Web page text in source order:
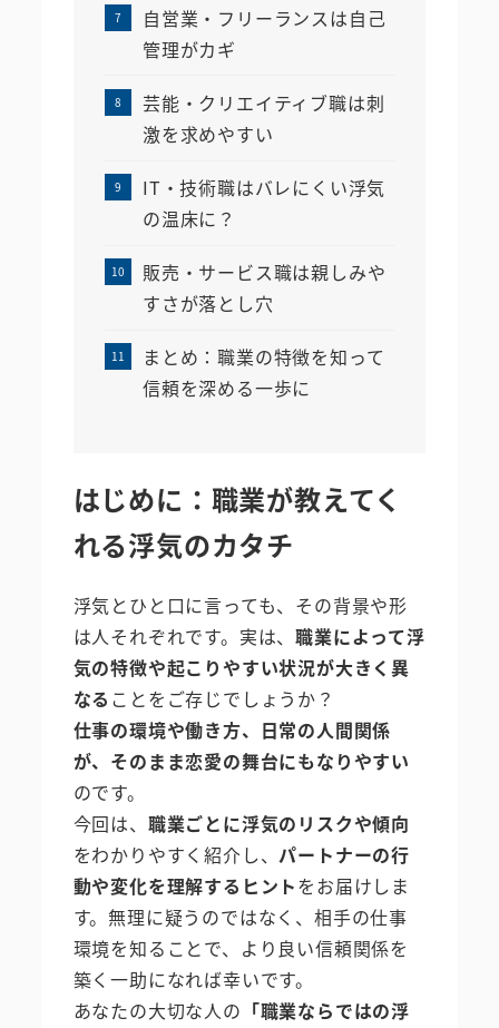
自営業・フリーランスは自己
管理がカギ
芸能・クリエイティブ職は刺
激を求めやすい
IT・技術職はバレにくい浮気
の温床に？
販売・サービス職は親しみや
すさが落とし穴
まとめ：職業の特徴を知って
信頼を深める一歩に
はじめに：職業が教えてく
れる浮気のカタチ
浮気とひと口に言っても、その背景や形
は人それぞれです。実は、職業によって浮
気の特徴や起こりやすい状況が大きく異
なる ことをご存じでしょうか？
仕事の環境や働き方、日常の人間関係
が、そのまま恋愛の舞台にもなりやすい
のです。
今回は、 職業ごとに浮気のリスクや傾向
をわかりやすく紹介し、パートナーの行
動や変化を理解するヒントをお届けしま
す。無理に疑うのではなく、相手の仕事
環境を知ることで、より良い信頼関係を
築く一助になれば幸いです。
あなたの大切な人の 「職業ならではの浮